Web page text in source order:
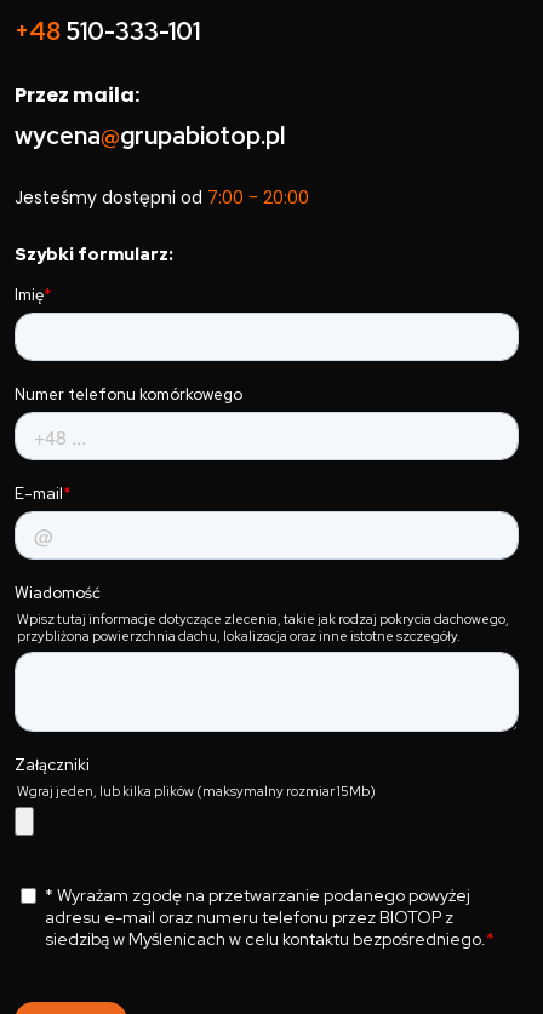
+48510-333-101
Przez maila:
wycena@grupabiotop.pl
Jesteśmy dostępni od 7:00 - 20:00
Szybki formularz: